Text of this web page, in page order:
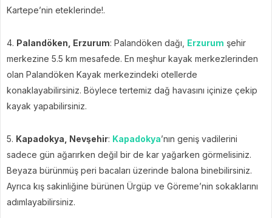
Kartepe’nin eteklerinde!.
4. Palandöken, Erzurum: Palandöken dağı, Erzurum şehir
merkezine 5.5 km mesafede. En meşhur kayak merkezlerinden
olan Palandöken Kayak merkezindeki otellerde
konaklayabilirsiniz. Böylece tertemiz dağ havasını içinize çekip
kayak yapabilirsiniz.
5. Kapadokya, Nevşehir: Kapadokya’nın geniş vadilerini
sadece gün ağarırken değil bir de kar yağarken görmelisiniz.
Beyaza bürünmüş peri bacaları üzerinde balona binebilirsiniz.
Ayrıca kış sakinliğine bürünen Ürgüp ve Göreme’nin sokaklarını
adımlayabilirsiniz.